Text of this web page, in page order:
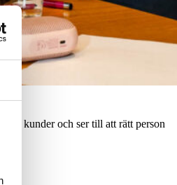
kunder och ser till att rätt person